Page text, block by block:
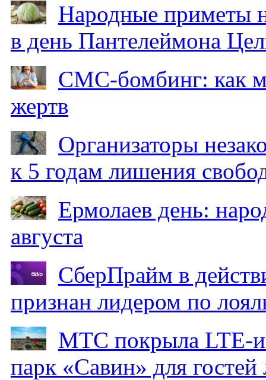
Народные приметы
в день Пантелеймона
СМС-бомбинг: как
жертв
Организаторы
к 5 годам лишения
Ермолаев день:
августа
СберПрайм в
признан лидером по
МТС покрыла LTE-
парк «Савин» для гостей